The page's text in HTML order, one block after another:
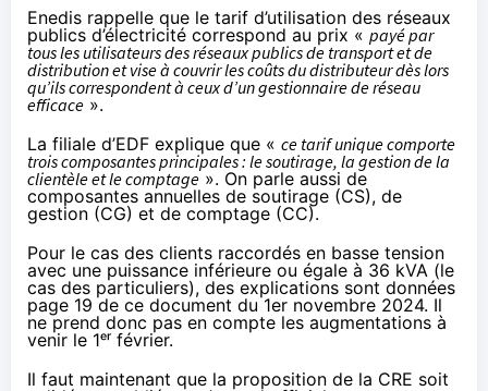
Enedis rappelle que le tarif d’utilisation des réseaux
publics d’électricité correspond au prix « payé par
tous les utilisateurs des réseaux publics de transport et de
distribution et vise à couvrir les coûts du distributeur dès lors
qu’ils correspondent à ceux d’un gestionnaire de réseau
efficace ».
La filiale d’EDF explique que « ce tarif unique comporte
trois composantes principales : le soutirage, la gestion de la
clientèle et le comptage». On parle aussi de
composantes annuelles de soutirage (CS), de
gestion (CG) et de comptage (CC).
Pour le cas des clients raccordés en basse tension
avec une puissance inférieure ou égale à 36 kVA (le
cas des particuliers), des explications sont données
page 19 de ce document du 1er novembre 2024. Il
ne prend donc pas en compte les augmentations à
venir le 1ᵉʳ février.
Il faut maintenant que la proposition de la CRE soit